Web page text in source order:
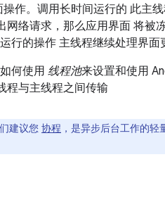
作。调用长时间运行的 此主
络请求，那么应用界面 将被
行的操作 主线程继续处理界面
何使用 线程池来设置和使用
程与主线程之间传输
建议您 协程 ，是异步后台工作的